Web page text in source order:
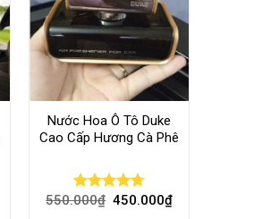
Nước Hoa Ô Tô Duke
Cao Cấp Hương Cà Phê
Rated4.70
550.000₫ 450.000₫